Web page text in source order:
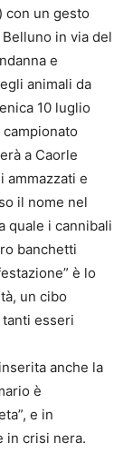
con un gesto
in via del
e
animali da
10 luglio
a Caorle
ammazzati e
il nome nel
quale i cannibali
banchetti
è lo
un cibo
esseri
anche la
è
e in
in crisi nera.